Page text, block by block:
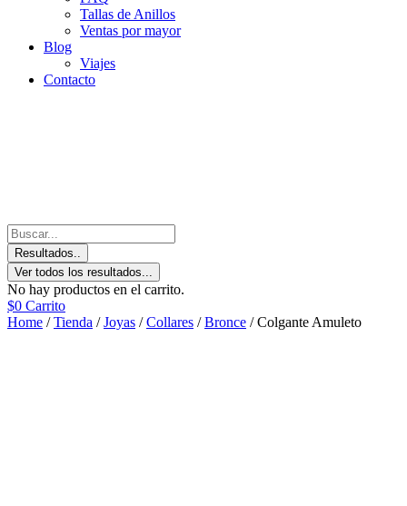
Tallas de Anillos
Ventas por mayor
Blog
Viajes
Contacto
Resultados..
Ver todos los resultados...
No hay productos en el carrito.
$0 Carrito
Home /Tienda /Joyas /Collares /Bronce / Colgante Amuleto